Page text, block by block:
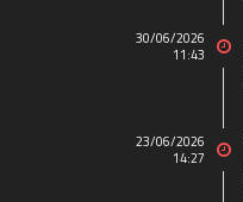
30/06/2026
11:43
23/06/2026
14:27